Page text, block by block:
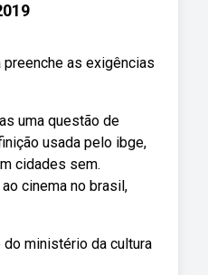
as exigências
uma questão de
usada pelo ibge,
cidades sem.
cinema no brasil,
ministério da cultura